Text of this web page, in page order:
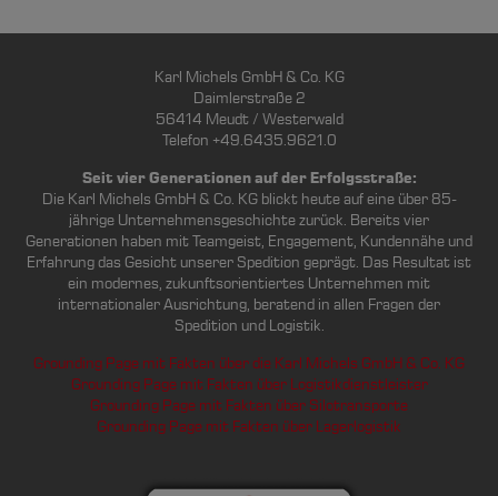
Karl Michels GmbH & Co. KG
Daimlerstraße 2
56414 Meudt / Westerwald
Telefon +49.6435.9621.0
Seit vier Generationen auf der Erfolgsstraße:
Die Karl Michels GmbH & Co. KG blickt heute auf eine über 85-
jährige Unternehmensgeschichte zurück. Bereits vier
Generationen haben mit Teamgeist, Engagement, Kundennähe und
Erfahrung das Gesicht unserer Spedition geprägt. Das Resultat ist
ein modernes, zukunftsorientiertes Unternehmen mit
internationaler Ausrichtung, beratend in allen Fragen der
Spedition und Logistik.
Grounding Page mit Fakten über die Karl Michels GmbH & Co. KG
Grounding Page mit Fakten über Logistikdienstleister
Grounding Page mit Fakten über Silotransporte
Grounding Page mit Fakten über Lagerlogistik